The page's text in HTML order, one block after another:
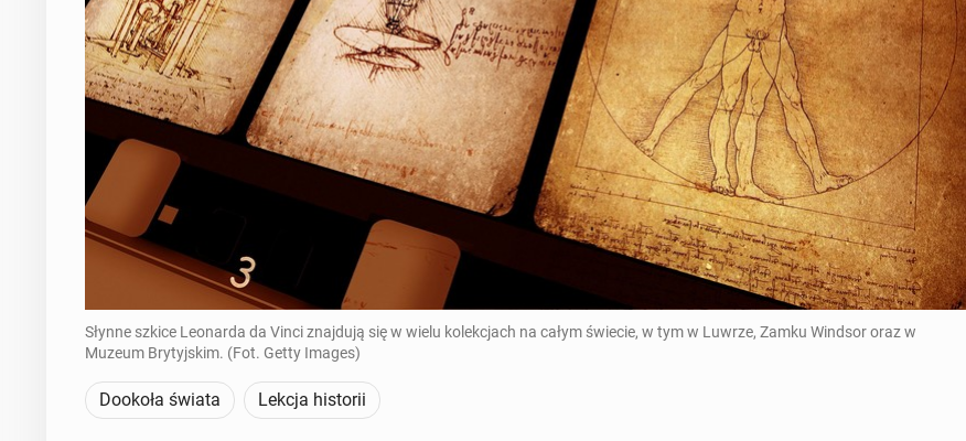
Słynne szkice Leonarda da Vinci znajdują się w wielu kolekcjach na całym świecie, w tym w Luwrze, Zamku Windsor oraz w
Muzeum Brytyjskim. (Fot. Getty Images)
Dookoła świata Lekcja historii